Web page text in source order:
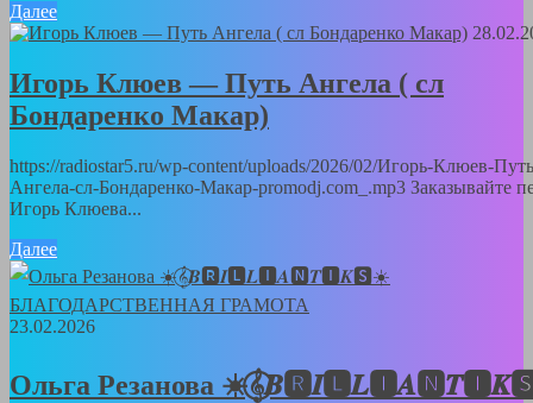
Далее
Игорь Клюев — Путь Ангела ( сл
Бондаренко Макар)
https://radiostar5.ru/wp-content/uploads/2026/02/Игорь-Клюев-
Ангела-сл-Бондаренко-Макар-promodj.com_.mp3 Заказывайте
Игорь Клюева...
Далее
23.02.2026
Ольга Резанова